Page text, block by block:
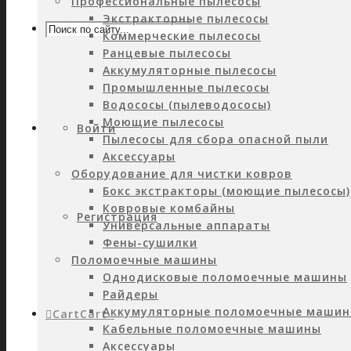
Войти
Регистрация
CartCart0
Экстракторные пылесосы
Коммерческие пылесосы
Ранцевые пылесосы
Аккумуляторные пылесосы
Промышленные пылесосы
Водососы (пылеводососы)
Моющие пылесосы
Пылесосы для сбора опасной пыли
Аксессуары
Оборудование для чистки ковров
Бокс экстракторы (моющие пылесосы)
Ковровые комбайны
Универсальные аппараты
Фены-сушилки
Поломоечные машины
Однодисковые поломоечные машины
Райдеры
Аккумуляторные поломоечные
Кабельные поломоечные машины
Аксессуары